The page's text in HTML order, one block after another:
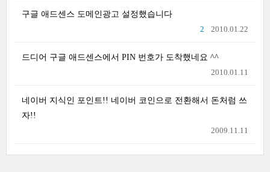
구글 애드센스 도메인광고 설정했습니다
2010.01.22
2
드디어 구글 애드센스에서 PIN 번호가 도착했네요 ^^
2010.01.11
네이버 지식인 포인트!! 네이버 코인으로 전환해서 돈처럼 쓰
자!!
2009.11.11